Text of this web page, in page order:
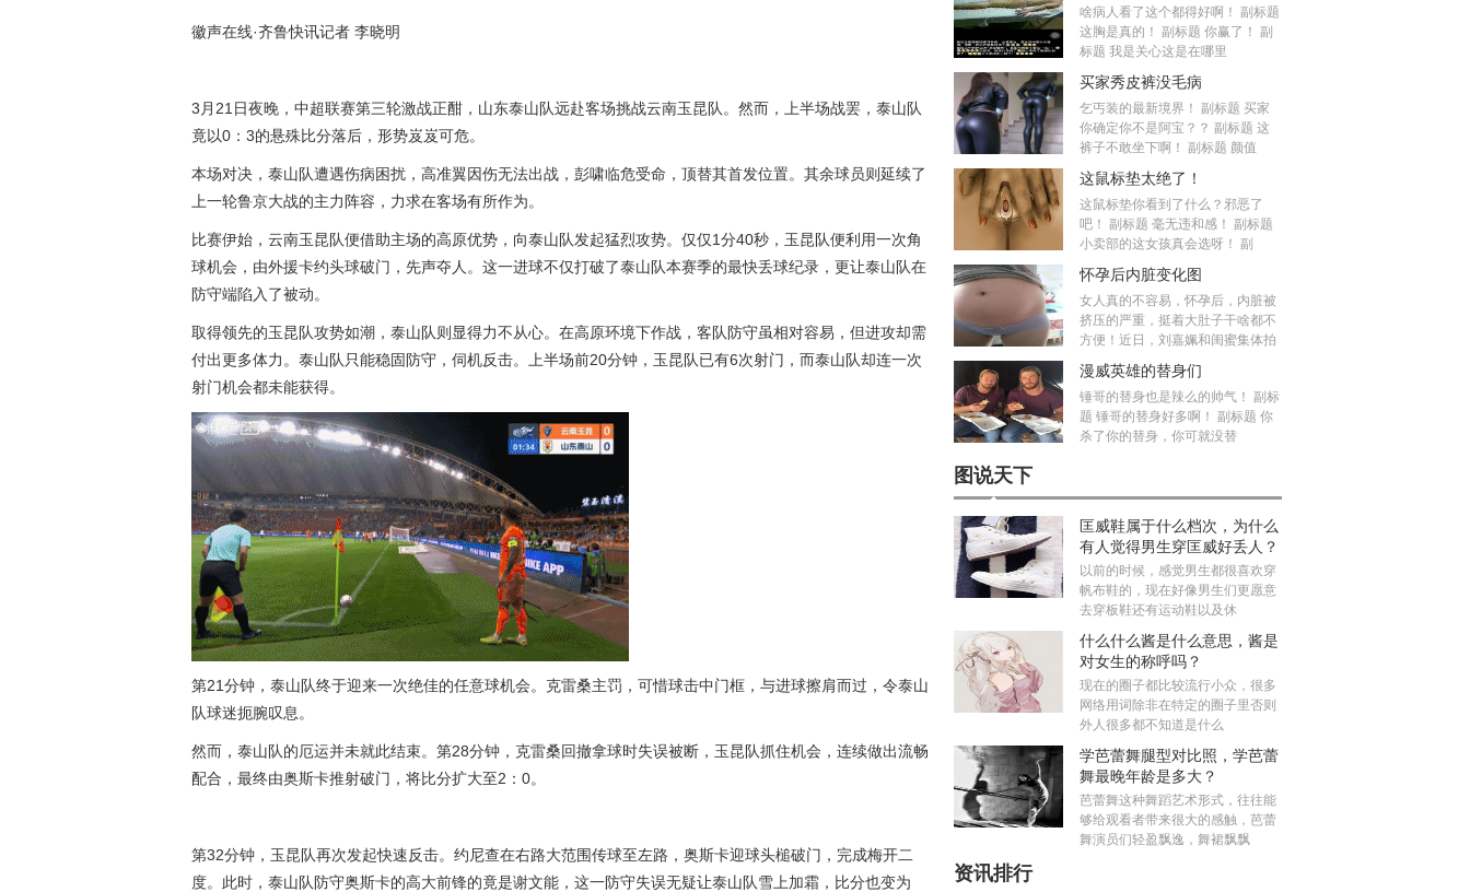
徽声在线·齐鲁快讯记者 李晓明
3月21日夜晚，中超联赛第三轮激战正酣，山东泰山队远赴客场挑战云南玉昆队。然而，上半场战罢，泰山队
竟以0：3的悬殊比分落后，形势岌岌可危。
本场对决，泰山队遭遇伤病困扰， 高准翼因伤无法出战，彭啸临危受命，顶替其首发位置。其余球员则延续了
上一轮鲁京大战的主力阵容，力求在客场有所作为。
比赛伊始，云南玉昆队便借助主场的高原优势，向泰山队发起猛烈攻势。仅仅1分40秒，玉昆队便利用一次角
球机会，由外援卡约头球破门，先声夺人。这一进球不仅打破了泰山队本赛季的最快丢球纪录，更让泰山队在
防守端陷入了被动。
取得领先的玉昆队攻势如潮，泰山队则显得力不从心。在高原环境下作战，客队防守虽相对容易，但进攻却需
付出更多体力。泰山队只能稳固防守，伺机反击。上半场前20分钟，玉昆队已有6次射门，而泰山队却连一次
射门机会都未能获得。
第21分钟，泰山队终于迎来一次绝佳的任意球机会。克雷桑主罚，可惜球击中门框，与进球擦肩而过，令泰山
队球迷扼腕叹息。
然而，泰山队的厄运并未就此结束。第28分钟，克雷桑回撤拿球时失误被断，玉昆队抓住机会，连续做出流畅
配合，最终由奥斯卡推射破门，将比分扩大至2：0。
第32分钟，玉昆队再次发起快速反击。约尼查在右路大范围传球至左路，奥斯卡迎球头槌破门，完成梅开二
度。此时，泰山队防守奥斯卡的高大前锋的竟是谢文能，这一防守失误无疑让泰山队雪上加霜，比分也变为
啥病人看了这个都得好啊！ 副标题
这胸是真的！ 副标题 你赢了！ 副
标题 我是关心这是在哪里
买家秀皮裤没毛病
乞丐装的最新境界！ 副标题 买家
你确定你不是阿宝？？ 副标题 这
裤子不敢坐下啊！ 副标题 颜值
这鼠标垫太绝了！
这鼠标垫你看到了什么？邪恶了
吧！ 副标题 毫无违和感！ 副标题
小卖部的这女孩真会选呀！ 副
怀孕后内脏变化图
女人真的不容易，怀孕后，内脏被
挤压的严重，挺着大肚子干啥都不
方便！近日，刘嘉姵和闺蜜集体拍
漫威英雄的替身们
锤哥的替身也是辣么的帅气！ 副标
题 锤哥的替身好多啊！ 副标题 你
杀了你的替身，你可就没替
图说天下
匡威鞋属于什么档次，为什么
有人觉得男生穿匡威好丢人？
以前的时候，感觉男生都很喜欢穿
帆布鞋的，现在好像男生们更愿意
去穿板鞋还有运动鞋以及休
什么什么酱是什么意思，酱是
对女生的称呼吗？
现在的圈子都比较流行小众，很多
网络用词除非在特定的圈子里否则
外人很多都不知道是什么
学芭蕾舞腿型对比照，学芭蕾
舞最晚年龄是多大？
芭蕾舞这种舞蹈艺术形式，往往能
够给观看者带来很大的感触，芭蕾
舞演员们轻盈飘逸，舞裙飘飘
资讯排行